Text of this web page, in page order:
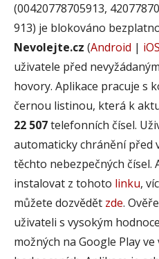
(00420778705913,
913) je blokováno
Nevolejte.cz (Android | iOS
uživatele před
hovory. Aplikace pracuje s
černou listinou, která k
22 507telefonních čísel.
automaticky chránění před
těchto nebezpečných čísel.
instalovat z tohoto linku,
můžete dozvědět zde.
uživateli s vysokým
možných na Google Play ve